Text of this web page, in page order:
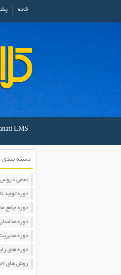
خانه
LMS
دسته بندی
تمامی دروس
دوره تولید
دوره جامع
دوره
دوره
دوره های
روش های